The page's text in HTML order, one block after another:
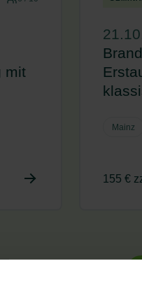
mit
Mainz
155 €